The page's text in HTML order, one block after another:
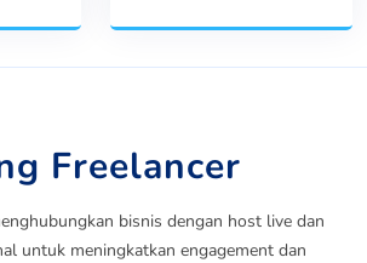
Freelancer
bisnis dengan host live dan
untuk meningkatkan engagement dan